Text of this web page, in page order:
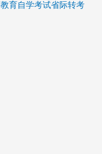
育自学考试省际转考